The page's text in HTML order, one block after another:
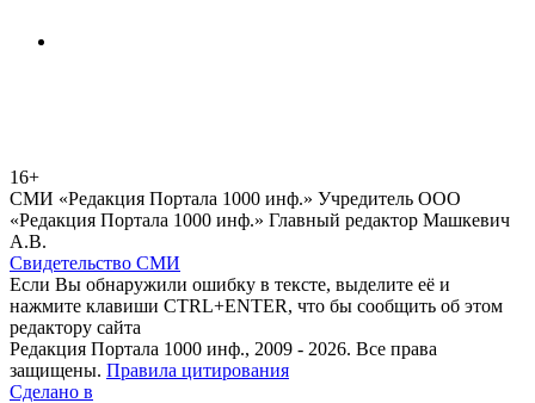
16+
СМИ «Редакция Портала 1000 инф.» Учредитель ООО
«Редакция Портала 1000 инф.» Главный редактор Машкевич
А.В.
Свидетельство СМИ
Если Вы обнаружили ошибку в тексте, выделите её и
нажмите клавиши CTRL+ENTER, что бы сообщить об этом
редактору сайта
Редакция Портала 1000 инф., 2009 - 2026. Все права
защищены. Правила цитирования
Сделано в